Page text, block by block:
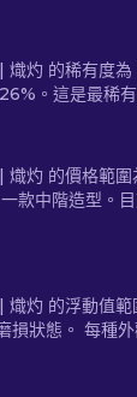
灼 的稀有度為
。這是最稀
灼 的價格範圍
款中階造型。
灼 的浮動值範
損狀態。 每種